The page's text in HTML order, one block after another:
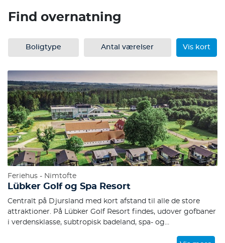
Find overnatning
Boligtype Antal værelser Vis kort
Feriehus - Nimtofte
Lübker Golf og Spa Resort
Centralt på Djursland med kort afstand til alle de store
attraktioner. På Lübker Golf Resort findes, udover gofbaner
i verdensklasse, subtropisk badeland, spa- og